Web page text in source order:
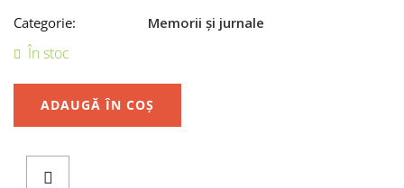
Categorie: Memorii și jurnale
În stoc
ADAUGĂ ÎN COȘ